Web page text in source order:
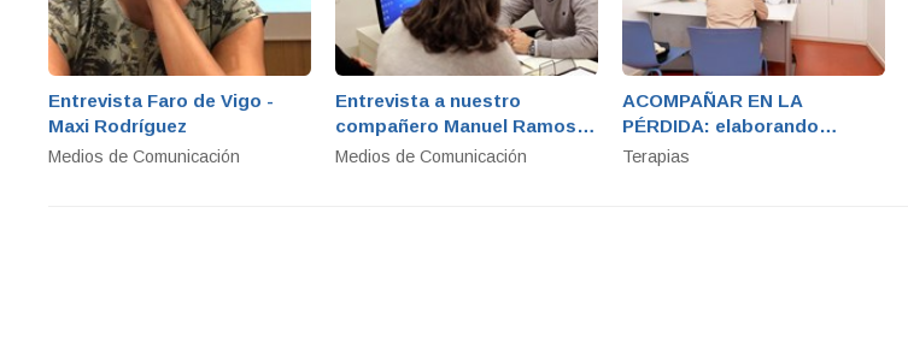
Entrevista Faro de Vigo -
Maxi Rodríguez
Medios de Comunicación
Entrevista a nuestro
compañero Manuel Ramos
en la SER
Medios de Comunicación
ACOMPAÑAR EN LA
PÉRDIDA: elaborando
sanamente el DUELO
Terapias